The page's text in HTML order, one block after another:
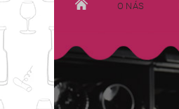
O NÁS